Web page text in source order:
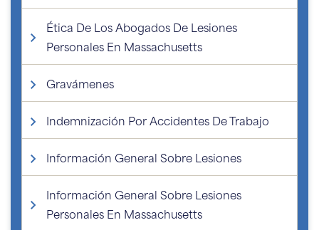
Ética De Los Abogados De Lesiones
Personales En Massachusetts
Gravámenes
Indemnización Por Accidentes De Trabajo
Información General Sobre Lesiones
Información General Sobre Lesiones
Personales En Massachusetts